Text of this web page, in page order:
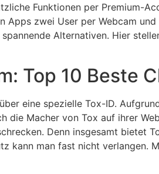
Funktionen per Premium-
Apps zwei User per Webcam
Alternativen. Hier
Top 10 Beste
eine spezielle Tox-ID.
die Macher von Tox auf ihrer
Denn insgesamt bietet
kann man fast nicht verlangen.